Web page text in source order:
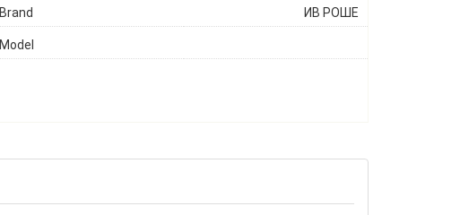
Brand ИВ РОШЕ
Model